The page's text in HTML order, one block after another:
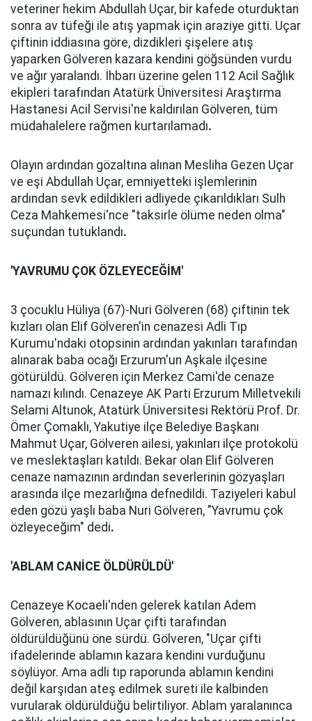
veteriner hekim Abdullah Uçar, bir kafede oturduktan
sonra av tüfeği ile atış yapmak için araziye gitti. Uçar
çiftinin iddiasına göre, dizdikleri şişelere atış
yaparken Gölveren kazara kendini göğsünden vurdu
ve ağır yaralandı. İhbarı üzerine gelen 112 Acil Sağlık
ekipleri tarafından Atatürk Üniversitesi Araştırma
Hastanesi Acil Servisi'ne kaldırılan Gölveren, tüm
müdahalelere rağmen kurtarılamadı.
Olayın ardından gözaltına alınan Mesliha Gezen Uçar
ve eşi Abdullah Uçar, emniyetteki işlemlerinin
ardından sevk edildikleri adliyede çıkarıldıkları Sulh
Ceza Mahkemesi'nce "taksirle ölüme neden olma"
suçundan tutuklandı.
'YAVRUMU ÇOK ÖZLEYECEĞİM'
3 çocuklu Hüliya (67)-Nuri Gölveren (68) çiftinin tek
kızları olan Elif Gölveren'in cenazesi Adli Tıp
Kurumu'ndaki otopsinin ardından yakınları tarafından
alınarak baba ocağı Erzurum'un Aşkale ilçesine
götürüldü. Gölveren için Merkez Cami'de cenaze
namazı kılındı. Cenazeye AK Parti Erzurum Milletvekili
Selami Altunok, Atatürk Üniversitesi Rektörü Prof. Dr.
Ömer Çomaklı, Yakutiye ilçe Belediye Başkanı
Mahmut Uçar, Gölveren ailesi, yakınları ilçe protokolü
ve meslektaşları katıldı. Bekar olan Elif Gölveren
cenaze namazının ardından severlerinin gözyaşları
arasında ilçe mezarlığına defnedildi. Taziyeleri kabul
eden gözü yaşlı baba Nuri Gölveren, "Yavrumu çok
özleyeceğim" dedi.
'ABLAM CANİCE ÖLDÜRÜLDÜ'
Cenazeye Kocaeli'nden gelerek katılan Adem
Gölveren, ablasının Uçar çifti tarafından
öldürüldüğünü öne sürdü. Gölveren, "Uçar çifti
ifadelerinde ablamın kazara kendini vurduğunu
söylüyor. Ama adli tıp raporunda ablamın kendini
değil karşıdan ateş edilmek sureti ile kalbinden
vurularak öldürüldüğü belirtiliyor. Ablam yaralanınca